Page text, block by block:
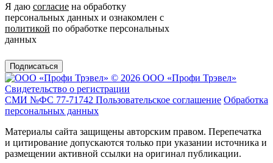
Я даю согласие на обработку
персональных данных и ознакомлен с
политикой по обработке персональных
данных
Подписаться
© 2026 ООО «Профи Трэвeл»
Свидетельство о регистрации
СМИ №ФС 77-71742 Пользовательское соглашение Обработка
персональных данных
Материалы сайта защищены авторским правом. Перепечатка
и цитирование допускаются только при указании источника и
размещении активной ссылки на оригинал публикации.